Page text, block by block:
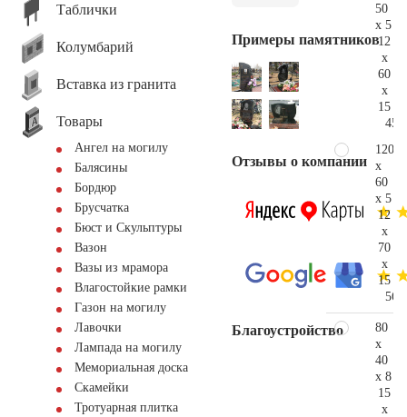
Таблички
Колумбарий
Вставка из гранита
Товары
Ангел на могилу
Балясины
Бордюр
Брусчатка
Бюст и Скульптуры
Вазон
Вазы из мрамора
Влагостойкие рамки
Газон на могилу
Лавочки
Лампада на могилу
Мемориальная доска
Скамейки
Тротуарная плитка
Примеры памятников
Отзывы о компании
Благоустройство
50
x 5
12
x
60
x
15
120
x
60
x 5
12
x
70
x
15
80
x
40
x 8
15
x